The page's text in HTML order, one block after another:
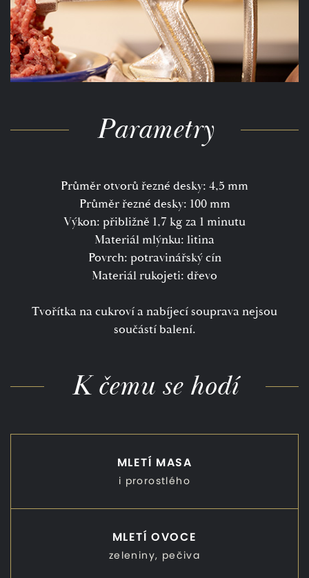
Parametry
Průměr otvorů řezné desky: 4,5 mm
Průměr řezné desky: 100 mm
Výkon: přibližně 1,7 kg za 1 minutu
Materiál mlýnku: litina
Povrch: potravinářský cín
Materiál rukojeti: dřevo
Tvořítka na cukroví a nabíjecí souprava nejsou
součástí balení.
K čemu se hodí
MLETÍ MASA
i prorostlého
MLETÍ OVOCE
zeleniny, pečiva